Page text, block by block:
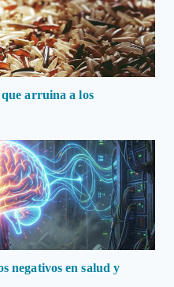
arruina a los
negativos en salud y